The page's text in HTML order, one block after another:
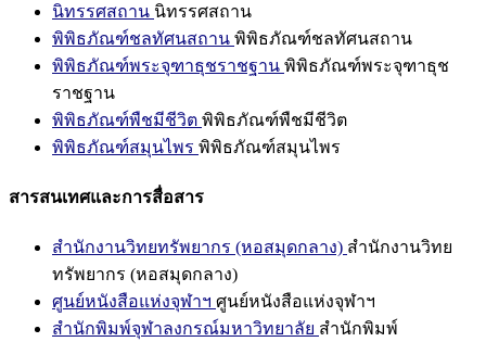
นิทรรศสถาน นิทรรศสถาน
พิพิธภัณฑ์ชลทัศนสถาน พิพิธภัณฑ์ชลทัศนสถาน
พิพิธภัณฑ์พระจุฑาธุชราชฐาน พิพิธภัณฑ์พระจุฑาธุช
ราชฐาน
พิพิธภัณฑ์พืชมีชีวิต พิพิธภัณฑ์พืชมีชีวิต
พิพิธภัณฑ์สมุนไพร พิพิธภัณฑ์สมุนไพร
สารสนเทศและการสื่อสาร
สำนักงานวิทยทรัพยากร (หอสมุดกลาง) สำนักงานวิทย
ทรัพยากร (หอสมุดกลาง)
ศูนย์หนังสือแห่งจุฬาฯ ศูนย์หนังสือแห่งจุฬาฯ
สำนักพิมพ์จุฬาลงกรณ์มหาวิทยาลัย สำนักพิมพ์